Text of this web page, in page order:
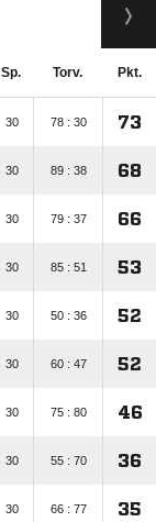
Sp. Torv. Pkt.
30 78 : 30 73
30 89 : 38 68
30 79 : 37 66
30 85 : 51 53
30 50 : 36 52
30 60 : 47 52
30 75 : 80 46
30 55 : 70 36
30 66 : 77 35